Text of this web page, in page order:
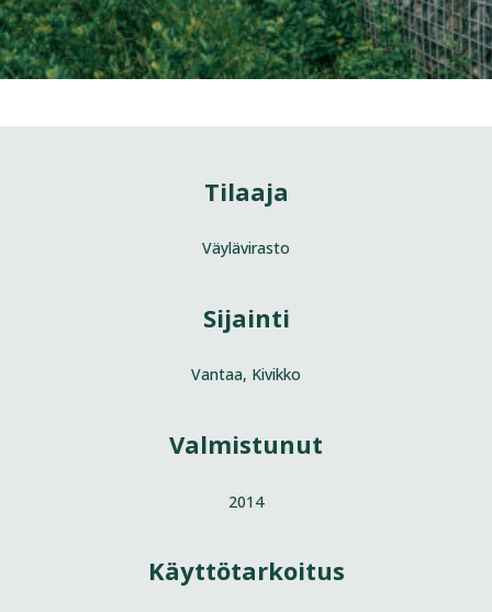
Tilaaja
Väylävirasto
Sijainti
Vantaa, Kivikko
Valmistunut
2014
Käyttötarkoitus